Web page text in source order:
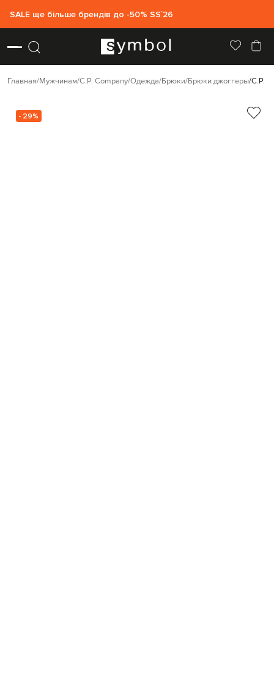
SALE ще більше брендів до -50% SS`26
Главная Мужчинам C.P. Company Одежда Брюки Брюки джоггеры C.P.
- 29%